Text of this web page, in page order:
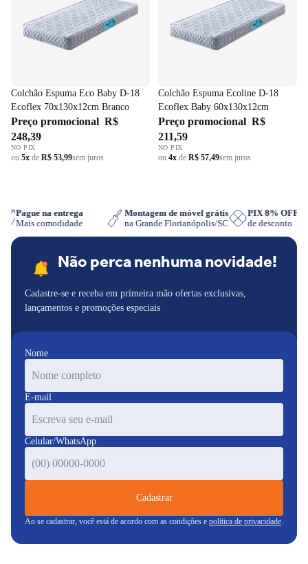
Colchão Espuma Eco Baby D-18
Ecoflex 70x130x12cm Branco
Preço promocional R$
248,39
NO PIX
ou 5x de R$ 53,99sem juros
Colchão Espuma Ecoline D-18
Ecoflex Baby 60x130x12cm
Preço promocional R$
211,59
NO PIX
ou 4x de R$ 57,49sem juros
Pague na entrega
Mais comodidade
Montagem de móvel grátis
na Grande Florianópolis/SC
PIX 8% OFF
de desconto
Não perca nenhuma novidade!
Cadastre-se e receba em primeira mão ofertas exclusivas,
lançamentos e promoções especiais
Nome
E-mail
Celular/WhatsApp
Cadastrar
Ao se cadastrar, você está de acordo com as condições e política de privacidade.